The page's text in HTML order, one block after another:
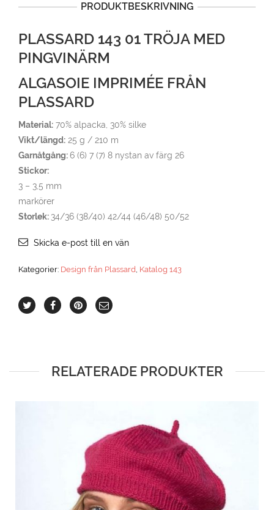
PRODUKTBESKRIVNING
PLASSARD 143 01 TRÖJA MED
PINGVINÄRM
ALGASOIE IMPRIMÉE FRÅN
PLASSARD
Material: 70% alpacka, 30% silke
Vikt/längd: 25 g / 210 m
Garnåtgång:6 (6) 7 (7) 8 nystan av färg 26
Stickor:
3 – 3,5 mm
markörer
Storlek: 34/36 (38/40) 42/44 (46/48) 50/52
Skicka e-post till en vän
Kategorier: Design från Plassard, Katalog 143
RELATERADE PRODUKTER